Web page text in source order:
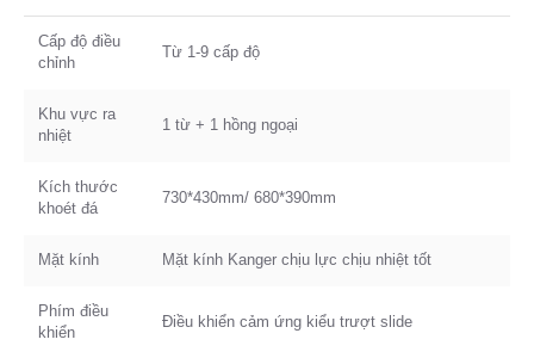
Cấp độ điều
chỉnh
Từ 1-9 cấp độ
Khu vực ra
nhiệt
1 từ + 1 hồng ngoại
Kích thước
khoét đá
730*430mm/ 680*390mm
Mặt kính Mặt kính Kanger chịu lực chịu nhiệt tốt
Phím điều
khiển
Điều khiển cảm ứng kiểu trượt slide